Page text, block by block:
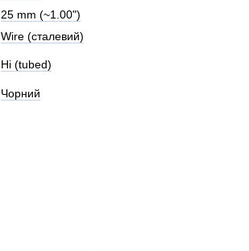
25 mm (~1.00")
Wire (cталевий)
Ні (tubed)
Чорний